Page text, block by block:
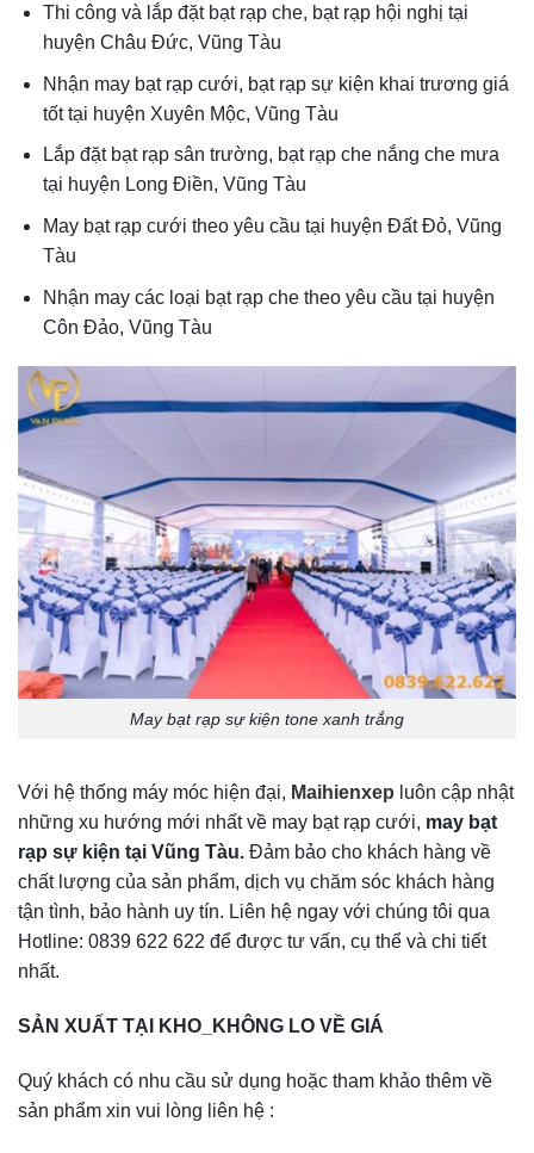
Thi công và lắp đặt bạt rạp che, bạt rạp hội nghị tại
huyện Châu Đức, Vũng Tàu
Nhận may bạt rạp cưới, bạt rạp sự kiện khai trương giá
tốt tại huyện Xuyên Mộc, Vũng Tàu
Lắp đặt bạt rạp sân trường, bạt rạp che nắng che mưa
tại huyện Long Điền, Vũng Tàu
May bạt rạp cưới theo yêu cầu tại huyện Đất Đỏ, Vũng
Tàu
Nhận may các loại bạt rạp che theo yêu cầu tại huyện
Côn Đảo, Vũng Tàu
May bạt rạp sự kiện tone xanh trắng
Với hệ thống máy móc hiện đại, Maihienxep luôn cập nhật
những xu hướng mới nhất về may bạt rạp cưới, may bạt
rạp sự kiện tại Vũng Tàu. Đảm bảo cho khách hàng về
chất lượng của sản phẩm, dịch vụ chăm sóc khách hàng
tận tình, bảo hành uy tín. Liên hệ ngay với chúng tôi qua
Hotline: 0839 622 622 để được tư vấn, cụ thể và chi tiết
nhất.
SẢN XUẤT TẠI KHO_KHÔNG LO VỀ GIÁ
Quý khách có nhu cầu sử dụng hoặc tham khảo thêm về
sản phẩm xin vui lòng liên hệ :